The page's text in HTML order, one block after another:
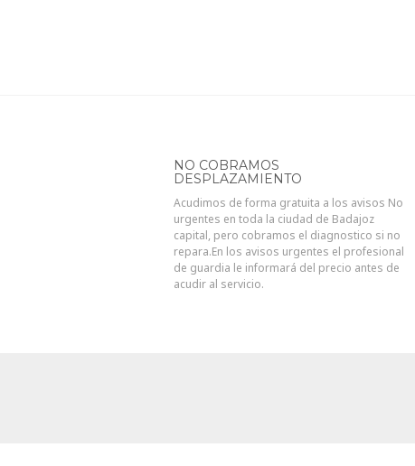
NO COBRAMOS
DESPLAZAMIENTO
Acudimos de forma gratuita a los avisos No
urgentes en toda la ciudad de Badajoz
capital, pero cobramos el diagnostico si no
repara.En los avisos urgentes el profesional
de guardia le informará del precio antes de
acudir al servicio.